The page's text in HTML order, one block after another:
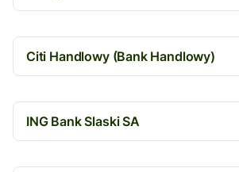
Citi Handlowy (Bank Handlowy)
ING Bank Slaski SA